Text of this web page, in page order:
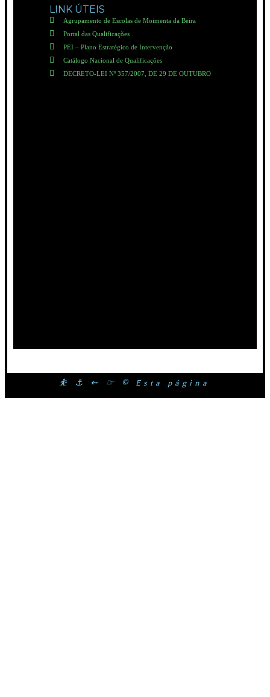
LINK ÚTEIS
Agrupamento de Escolas de Moimenta da Beira
Portal das Qualificações
PEI – Plano Estratégico de Intervenção
Catálogo Nacional de Qualificações
DECRETO-LEI Nº 357/2007, DE 29 DE OUTUBRO
⛹ ⚓ ⇜ ☞ © Esta página web é